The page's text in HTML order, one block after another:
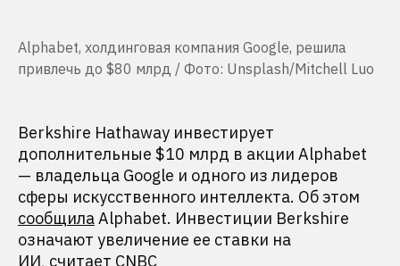
Alphabet, холдинговая компания Google, решила
привлечь до $80 млрд / Фото: Unsplash/Mitchell Luo
Berkshire Hathaway инвестирует
дополнительные $10 млрд в акции Alphabet
— владельца Google и одного из лидеров
сферы искусственного интеллекта. Об этом
сообщилаAlphabet. Инвестиции Berkshire
означают увеличение ее ставки на
ИИ, считает CNBC